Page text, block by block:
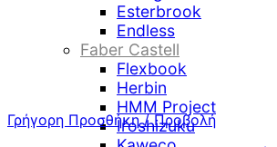
Esterbrook
Endless
Faber Castell
Flexbook
Herbin
HMM Project
Iroshizuku
Γρήγορη Προσθήκη / Προβολή